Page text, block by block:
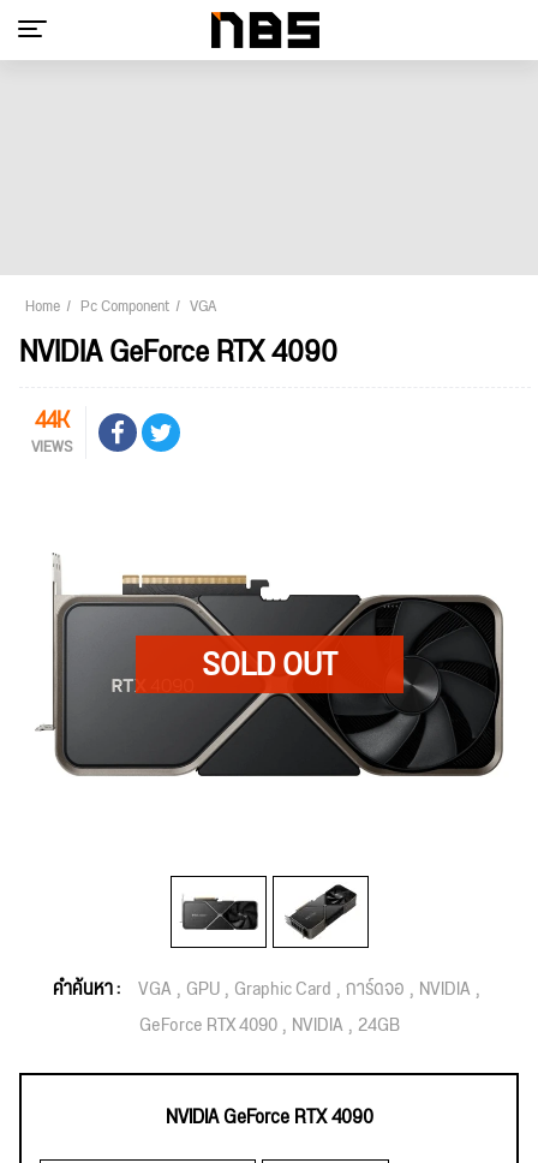
Home Pc Component VGA
NVIDIA GeForce RTX 4090
44K
VIEWS
คำค้นหา : VGA GPU Graphic Card การ์ดจอ NVIDIA
GeForce RTX 4090 NVIDIA 24GB
NVIDIA GeForce RTX 4090